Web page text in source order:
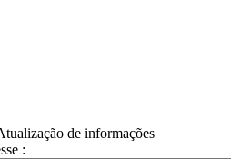
de informações
: